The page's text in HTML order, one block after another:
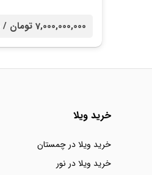
7,000,000,000 تومان /
خرید ویلا
خرید ویلا در چمستان
خرید ویلا در نور